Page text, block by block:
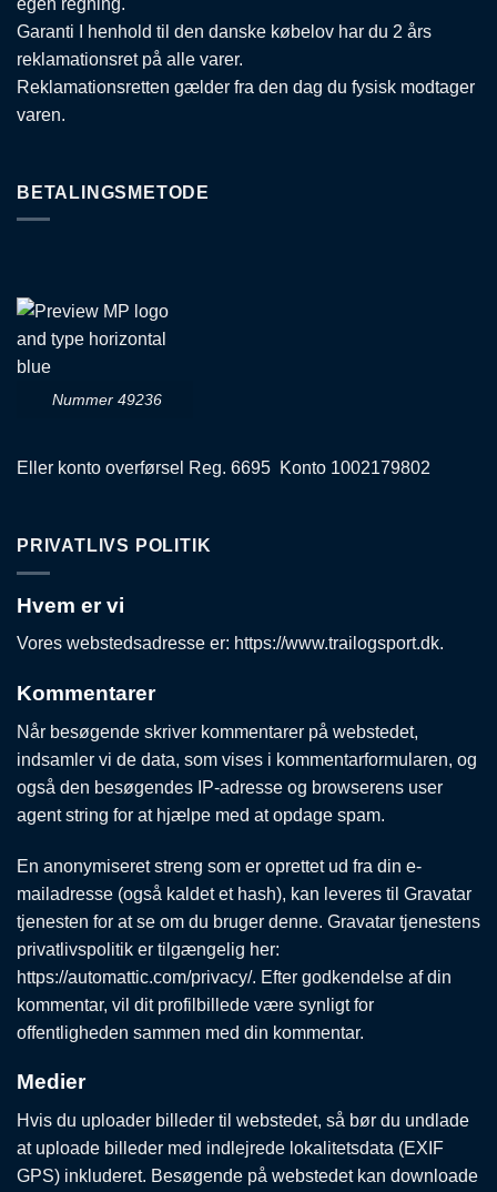
Garanti I henhold til den danske købelov har du 2 års
reklamationsret på alle varer.
Reklamationsretten gælder fra den dag du fysisk modtager
varen.
BETALINGSMETODE
Nummer 49236
Eller konto overførsel Reg. 6695 Konto 1002179802
PRIVATLIVS POLITIK
Hvem er vi
Vores webstedsadresse er: https://www.trailogsport.dk.
Kommentarer
Når besøgende skriver kommentarer på webstedet,
indsamler vi de data, som vises i kommentarformularen, og
også den besøgendes IP-adresse og browserens user
agent string for at hjælpe med at opdage spam.
En anonymiseret streng som er oprettet ud fra din e-
mailadresse (også kaldet et hash), kan leveres til Gravatar
tjenesten for at se om du bruger denne. Gravatar tjenestens
privatlivspolitik er tilgængelig her:
https://automattic.com/privacy/. Efter godkendelse af din
kommentar, vil dit profilbillede være synligt for
offentligheden sammen med din kommentar.
Medier
Hvis du uploader billeder til webstedet, så bør du undlade
at uploade billeder med indlejrede lokalitetsdata (EXIF
GPS) inkluderet. Besøgende på webstedet kan downloade